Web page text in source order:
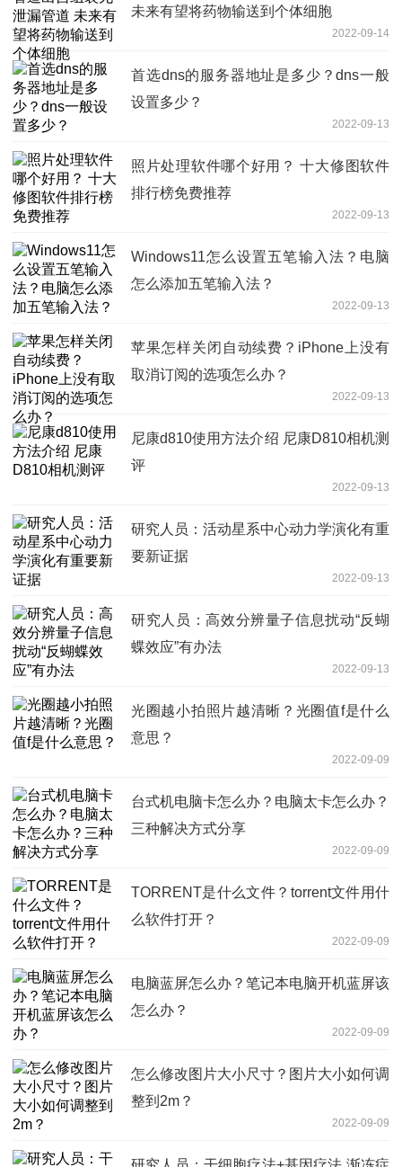
未来有望将药物输送到个体细胞
2022-09-14
首选dns的服务器地址是多少？dns一般
设置多少？
2022-09-13
照片处理软件哪个好用？ 十大修图软件
排行榜免费推荐
2022-09-13
Windows11怎么设置五笔输入法？电脑
怎么添加五笔输入法？
2022-09-13
苹果怎样关闭自动续费？iPhone上没有
取消订阅的选项怎么办？
2022-09-13
尼康d810使用方法介绍 尼康D810相机测
评
2022-09-13
研究人员：活动星系中心动力学演化有重
要新证据
2022-09-13
研究人员：高效分辨量子信息扰动“反蝴
蝶效应”有办法
2022-09-13
光圈越小拍照片越清晰？光圈值f是什么
意思？
2022-09-09
台式机电脑卡怎么办？电脑太卡怎么办？
三种解决方式分享
2022-09-09
TORRENT是什么文件？torrent文件用什
么软件打开？
2022-09-09
电脑蓝屏怎么办？笔记本电脑开机蓝屏该
怎么办？
2022-09-09
怎么修改图片大小尺寸？图片大小如何调
整到2m？
2022-09-09